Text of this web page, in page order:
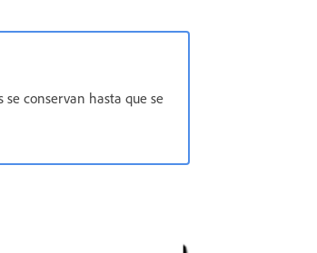
conservan hasta que se